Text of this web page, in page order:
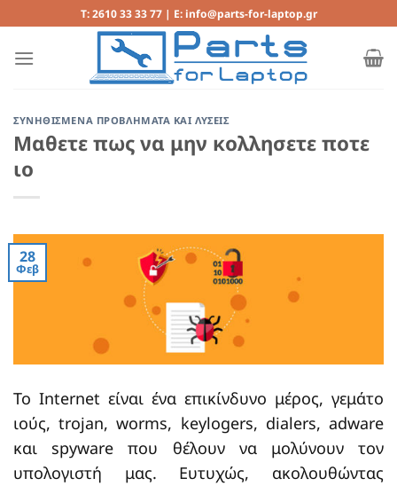
στο
περιεχόμενο
T: 2610 33 33 77 | E: info@parts-for-laptop.gr
ΣΥΝΗΘΙΣΜΕΝΑ ΠΡΟΒΛΗΜΑΤΑ ΚΑΙ ΛΥΣΕΙΣ
Μαθετε πως να μην κολλησετε ποτε
ιο
28
Φεβ
To Internet είναι ένα επικίνδυνο μέρος, γεμάτο
ιούς, trojan, worms, keylogers, dialers, adware
και spyware που θέλουν να μολύνουν τον
υπολογιστή μας. Ευτυχώς, ακολουθώντας